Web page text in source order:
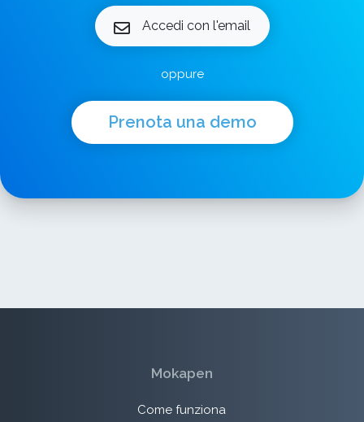
Accedi con l'email
oppure
Prenota una demo
Mokapen
Come funziona